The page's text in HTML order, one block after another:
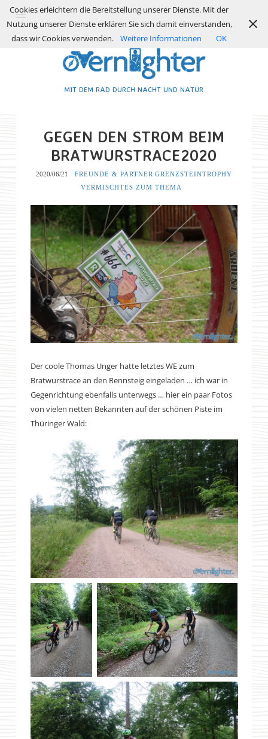
MIT DEM RAD DURCH NACHT UND NATUR
GEGEN DEN STROM BEIM
BRATWURSTRACE2020
2020/06/21 FREUNDE & PARTNER GRENZSTEINTROPHY
VERMISCHTES ZUM THEMA
Der coole Thomas Unger hatte letztes WE zum
Bratwurstrace an den Rennsteig eingeladen … ich war in
Gegenrichtung ebenfalls unterwegs … hier ein paar Fotos
von vielen netten Bekannten auf der schönen Piste im
Thüringer Wald:
Cookies erleichtern die Bereitstellung unserer Dienste. Mit der
Nutzung unserer Dienste erklären Sie sich damit einverstanden,
dass wir Cookies verwenden.
Weitere Informationen OK